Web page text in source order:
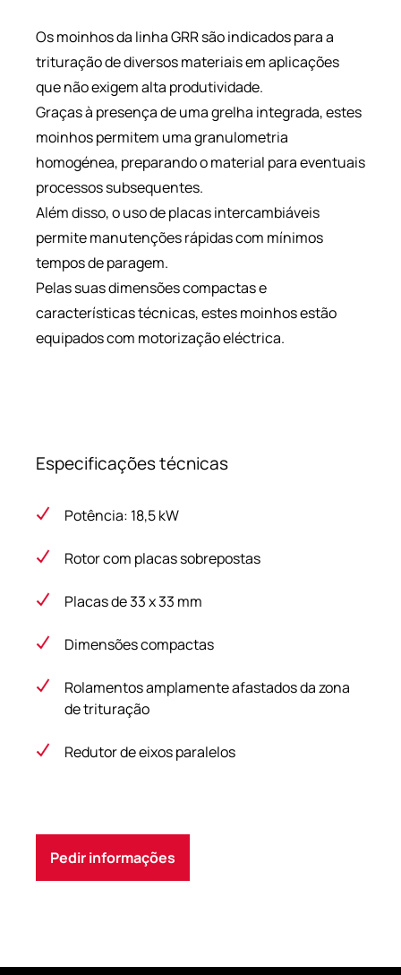
Os moinhos da linha GRR são indicados para a
trituração de diversos materiais em aplicações
que não exigem alta produtividade.
Graças à presença de uma grelha integrada, estes
moinhos permitem uma granulometria
homogénea, preparando o material para eventuais
processos subsequentes.
Além disso, o uso de placas intercambiáveis
permite manutenções rápidas com mínimos
tempos de paragem.
Pelas suas dimensões compactas e
características técnicas, estes moinhos estão
equipados com motorização eléctrica.
Especificações técnicas
Potência: 18,5 kW
Rotor com placas sobrepostas
Placas de 33 x 33 mm
Dimensões compactas
Rolamentos amplamente afastados da zona
de trituração
Redutor de eixos paralelos
Pedir informações